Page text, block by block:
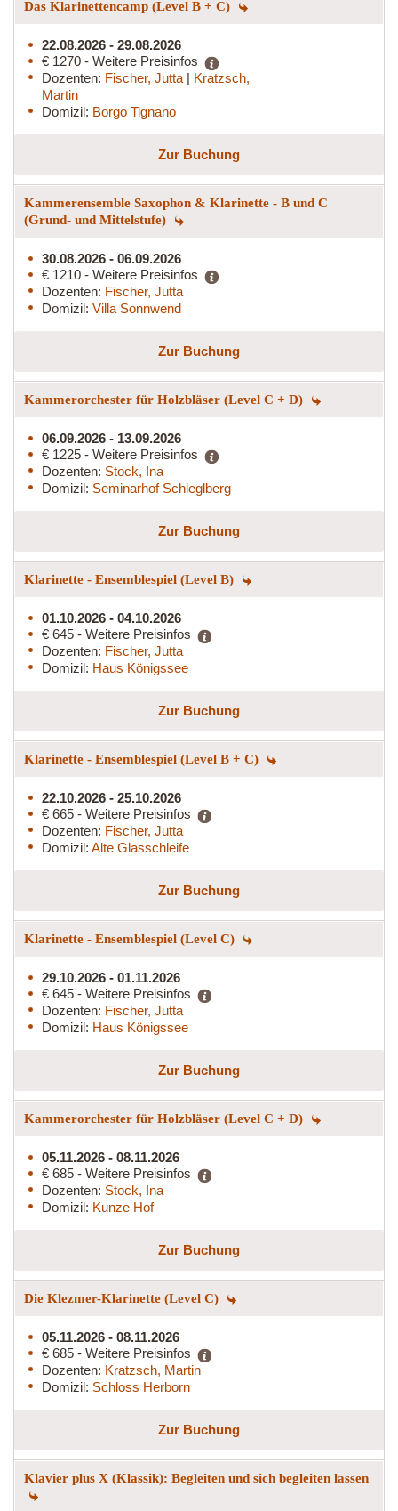
Das Klarinettencamp (Level B + C)
22.08.2026 - 29.08.2026
€ 1270 - Weitere Preisinfos
Dozenten: Fischer, Jutta | Kratzsch,
Martin
Domizil: Borgo Tignano
Zur Buchung
Kammerensemble Saxophon & Klarinette - B und C
(Grund- und Mittelstufe)
30.08.2026 - 06.09.2026
€ 1210 - Weitere Preisinfos
Dozenten: Fischer, Jutta
Domizil: Villa Sonnwend
Zur Buchung
Kammerorchester für Holzbläser (Level C + D)
06.09.2026 - 13.09.2026
€ 1225 - Weitere Preisinfos
Dozenten: Stock, Ina
Domizil: Seminarhof Schleglberg
Zur Buchung
Klarinette - Ensemblespiel (Level B)
01.10.2026 - 04.10.2026
€ 645 - Weitere Preisinfos
Dozenten: Fischer, Jutta
Domizil: Haus Königssee
Zur Buchung
Klarinette - Ensemblespiel (Level B + C)
22.10.2026 - 25.10.2026
€ 665 - Weitere Preisinfos
Dozenten: Fischer, Jutta
Domizil: Alte Glasschleife
Zur Buchung
Klarinette - Ensemblespiel (Level C)
29.10.2026 - 01.11.2026
€ 645 - Weitere Preisinfos
Dozenten: Fischer, Jutta
Domizil: Haus Königssee
Zur Buchung
Kammerorchester für Holzbläser (Level C + D)
05.11.2026 - 08.11.2026
€ 685 - Weitere Preisinfos
Dozenten: Stock, Ina
Domizil: Kunze Hof
Zur Buchung
Die Klezmer-Klarinette (Level C)
05.11.2026 - 08.11.2026
€ 685 - Weitere Preisinfos
Dozenten: Kratzsch, Martin
Domizil: Schloss Herborn
Zur Buchung
Klavier plus X (Klassik): Begleiten und sich begleiten lassen